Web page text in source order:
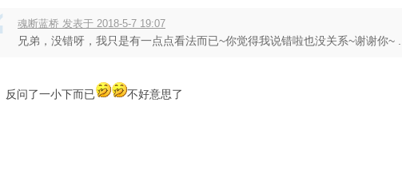
魂断蓝桥 发表于 2018-5-7 19:07
兄弟，没错呀，我只是有一点点看法而已~你觉得我说错啦也没关系~谢谢你~ ...
反问了一小下而已 不好意思了